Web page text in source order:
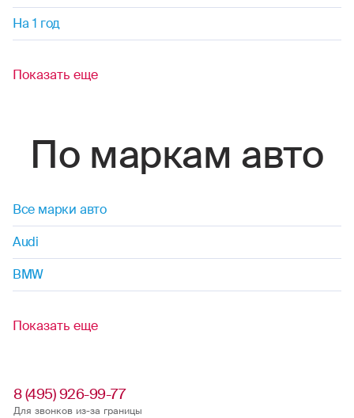
На 1 год
Показать еще
По маркам авто
Все марки авто
Audi
BMW
Показать еще
8 (495) 926-99-77
Для звонков из-за границы